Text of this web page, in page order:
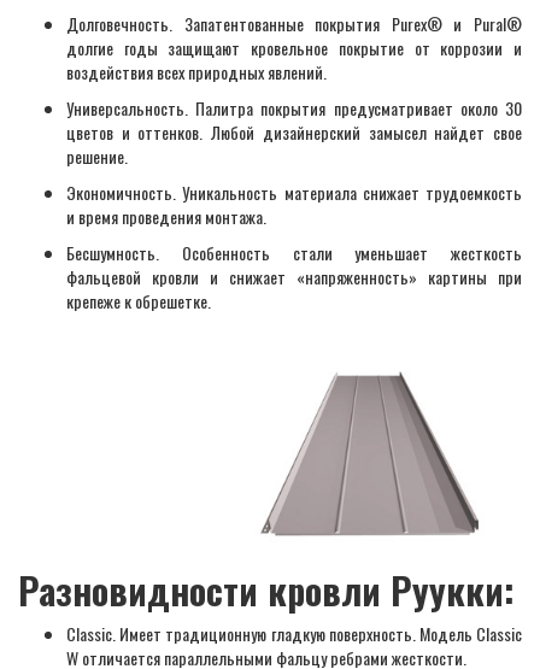
Долговечность. Запатентованные покрытия Purex® и Pural®
долгие годы защищают кровельное покрытие от коррозии и
воздействия всех природных явлений.
Универсальность. Палитра покрытия предусматривает около 30
цветов и оттенков. Любой дизайнерский замысел найдет свое
решение.
Экономичность. Уникальность материала снижает трудоемкость
и время проведения монтажа.
Бесшумность. Особенность стали уменьшает жесткость
фальцевой кровли и снижает «напряженность» картины при
крепеже к обрешетке.
Разновидности кровли Руукки:
Classic. Имеет традиционную гладкую поверхность. Модель Classic
W отличается параллельными фальцу ребрами жесткости.